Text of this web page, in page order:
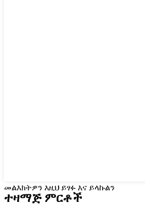
መልእክትዎን እዚህ ይፃፉ እና ይላኩልን
ተዛማጅ ምርቶች